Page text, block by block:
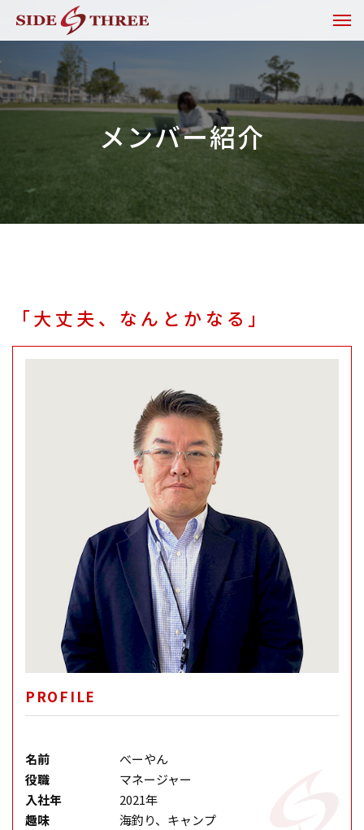
メンバー紹介
「大丈夫、なんとかなる」
PROFILE
名前
べーやん
役職
マネージャー
入社年
2021年
趣味
海釣り、キャンプ